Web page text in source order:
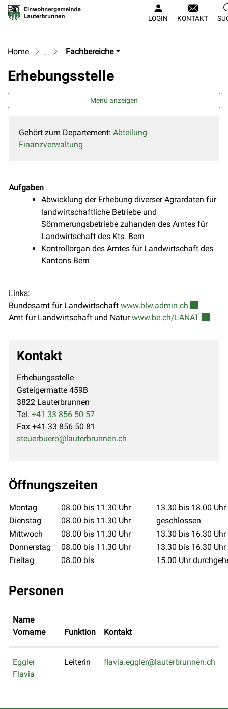
Lauterbrunnen
LOGIN KONTAKT
Home Fachbereiche
Erhebungsstelle
Menü anzeigen
Gehört zum Departement: Abteilung
Finanzverwaltung
Aufgaben
Abwicklung der Erhebung diverser Agrardaten für
landwirtschaftliche Betriebe und
Sömmerungsbetriebe zuhanden des Amtes für
Landwirtschaft des Kts. Bern
Kontrollorgan des Amtes für Landwirtschaft des
Kantons Bern
Links:
Bundesamt für Landwirtschaft www.blw.admin.ch
Amt für Landwirtschaft und Naturwww.be.ch/LANAT
Kontakt
Erhebungsstelle
Gsteigermatte 459B
3822 Lauterbrunnen
Tel. +41 33 856 50 57
Fax +41 33 856 50 81
steuerbuero@lauterbrunnen.ch
Öffnungszeiten
Montag 08.00 bis 11.30 Uhr
13.30 bis 18.00 Uhr
Dienstag
08.00 bis 11.30 Uhr
geschlossen
Mittwoch
08.00 bis 11.30 Uhr
13.30 bis 16.30 Uhr
Donnerstag
08.00 bis 11.30 Uhr
13.30 bis 16.30 Uhr
Freitag
08.00 bis 15.00 Uhr
Personen
Name
Vorname
Funktion Kontakt
Eggler
Flavia
Leiterin flavia.eggler@lauterbrunnen.ch